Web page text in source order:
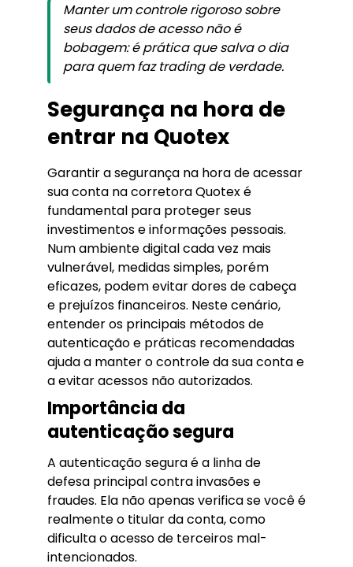
Manter um controle rigoroso sobre
seus dados de acesso não é
bobagem: é prática que salva o dia
para quem faz trading de verdade.
Segurança na hora de
entrar na Quotex
Garantir a segurança na hora de acessar
sua conta na corretora Quotex é
fundamental para proteger seus
investimentos e informações pessoais.
Num ambiente digital cada vez mais
vulnerável, medidas simples, porém
eficazes, podem evitar dores de cabeça
e prejuízos financeiros. Neste cenário,
entender os principais métodos de
autenticação e práticas recomendadas
ajuda a manter o controle da sua conta e
a evitar acessos não autorizados.
Importância da
autenticação segura
A autenticação segura é a linha de
defesa principal contra invasões e
fraudes. Ela não apenas verifica se você é
realmente o titular da conta, como
dificulta o acesso de terceiros mal-
intencionados.